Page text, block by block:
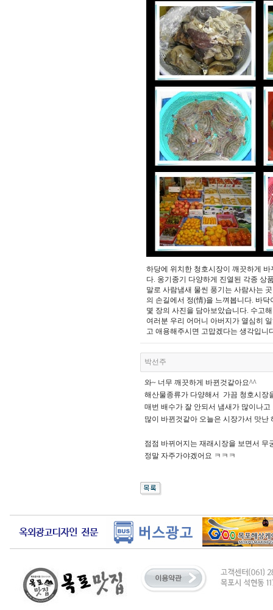
하당에 위치한 청호시장이 깨끗하게
다. 옹기종기 다양하게 진열된 각종 상
말로 사람냄새 물씬 풍기는 사람사는
의 손길에서 정(情)을 느껴봅니다. 바
몇 장의 사진을 담아보았습니다. 수고
여러분 우리 어머니 아버지가 열심히
고 애용해주시면 고맙겠다는 생각입니
박선주
와~ 너무 깨끗하게 바뀐것같아요^^
해산물종류가 다양해서 가끔 청호시장
매번 배수가 잘 안되서 냄새가 많이나
많이 바뀐것같아 오늘은 시장가서 맛난
점점 바뀌어지는 재래시장을 보면서 무
정말 자주가야겠어요 ㅋㅋㅋ